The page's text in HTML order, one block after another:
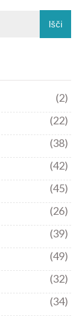
(2)
(22)
(38)
(42)
(45)
(26)
(39)
(49)
(32)
(34)